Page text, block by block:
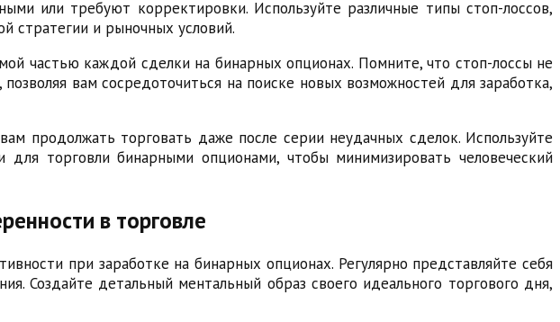
или требуют корректировки. Используйте различные типы стоп-лоссов,
стратегии и рыночных условий.
частью каждой сделки на бинарных опционах. Помните, что стоп-лоссы не
вам сосредоточиться на поиске новых возможностей для заработка,
продолжать торговать даже после серии неудачных сделок. Используйте
торговли бинарными опционами, чтобы минимизировать человеческий
в торговле
при заработке на бинарных опционах. Регулярно представляйте себя
детальный ментальный образ своего идеального торгового дня,